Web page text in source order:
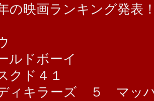
の映画ランキング発表
ルドボーイ
クド４１
ィキラーズ ５ マッ